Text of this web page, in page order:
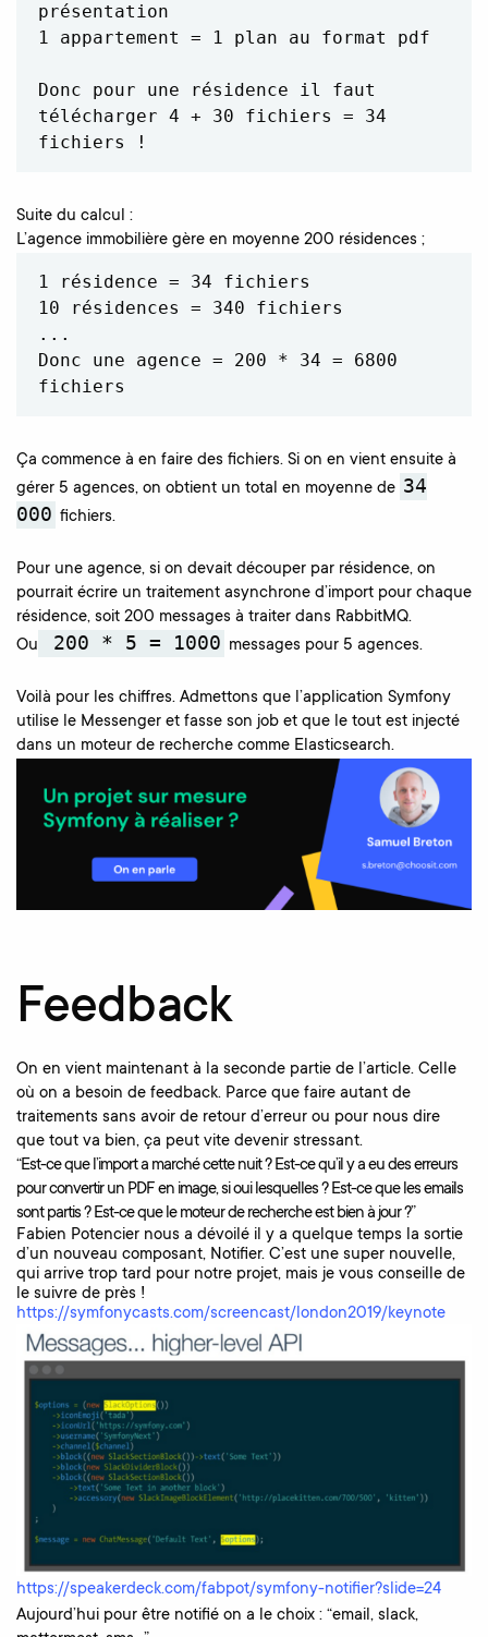
présentation
1 appartement = 1 plan au format pdf
Donc pour une résidence il faut
télécharger 4 + 30 fichiers = 34
fichiers !
Suite du calcul :
L’agence immobilière gère en moyenne 200 résidences ;
1 résidence = 34 fichiers
10 résidences = 340 fichiers
...
Donc une agence = 200 * 34 = 6800
fichiers
Ça commence à en faire des fichiers. Si on en vient ensuite à
gérer 5 agences, on obtient un total en moyenne de 34
000 fichiers.
Pour une agence, si on devait découper par résidence, on
pourrait écrire un traitement asynchrone d’import pour chaque
résidence, soit 200 messages à traiter dans RabbitMQ.
Ou
200 * 5 = 1000 messages pour 5 agences.
Voilà pour les chiffres. Admettons que l’application Symfony
utilise le Messenger et fasse son job et que le tout est injecté
dans un moteur de recherche comme Elasticsearch.
Feedback
On en vient maintenant à la seconde partie de l’article. Celle
où on a besoin de feedback. Parce que faire autant de
traitements sans avoir de retour d’erreur ou pour nous dire
que tout va bien, ça peut vite devenir stressant.
“Est-ce que l’import a marché cette nuit ? Est-ce qu’il y a eu des erreurs
pour convertir un PDF en image, si oui lesquelles ? Est-ce que les emails
sont partis ? Est-ce que le moteur de recherche est bien à jour ?”
Fabien Potencier nous a dévoilé il y a quelque temps la sortie
d’un nouveau composant, Notifier. C’est une super nouvelle,
qui arrive trop tard pour notre projet, mais je vous conseille de
le suivre de près !
https://symfonycasts.com/screencast/london2019/keynote
https://speakerdeck.com/fabpot/symfony-notifier?slide=24
Aujourd’hui pour être notifié on a le choix : “email, slack,